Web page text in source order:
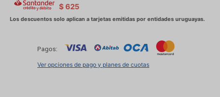
$ 625
Pagos:
Ver opciones de pago y planes de cuotas